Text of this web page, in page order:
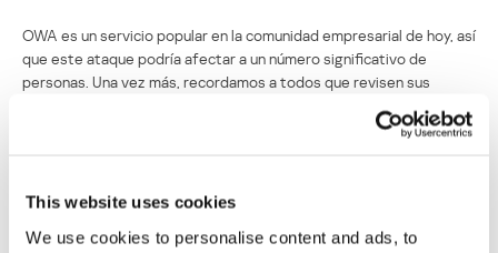
This website uses cookies
We use cookies to personalise content and ads, to
OWA es un servicio popular en la comunidad empresarial de hoy, así
que este ataque podría afectar a un número significativo de
personas. Una vez más, recordamos a todos que revisen sus
contengan, y recomendamos a los administradores de redes que